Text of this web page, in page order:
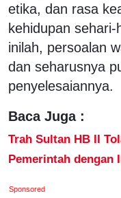
etika, dan rasa
kehidupan
inilah, persoalan
dan seharusnya
penyelesaiannya.
Baca Juga :
Trah Sultan HB II
Pemerintah dengan
Sponsored